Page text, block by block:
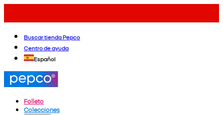
Buscar tienda Pepco
Centro de ayuda
Español
Folleto
Colecciones